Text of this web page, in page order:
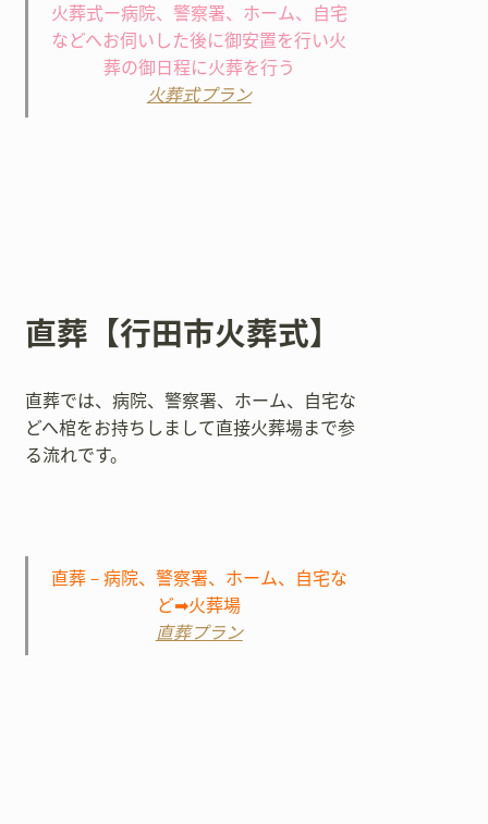
火葬式ー病院、警察署、ホーム、自宅
などへお伺いした後に御安置を行い火
葬の御日程に火葬を行う
火葬式プラン
直葬【行田市火葬式】
直葬では、病院、警察署、ホーム、自宅な
どへ棺をお持ちしまして直接火葬場まで参
る流れです。
直葬－病院、警察署、ホーム、自宅な
ど➡火葬場
直葬プラン